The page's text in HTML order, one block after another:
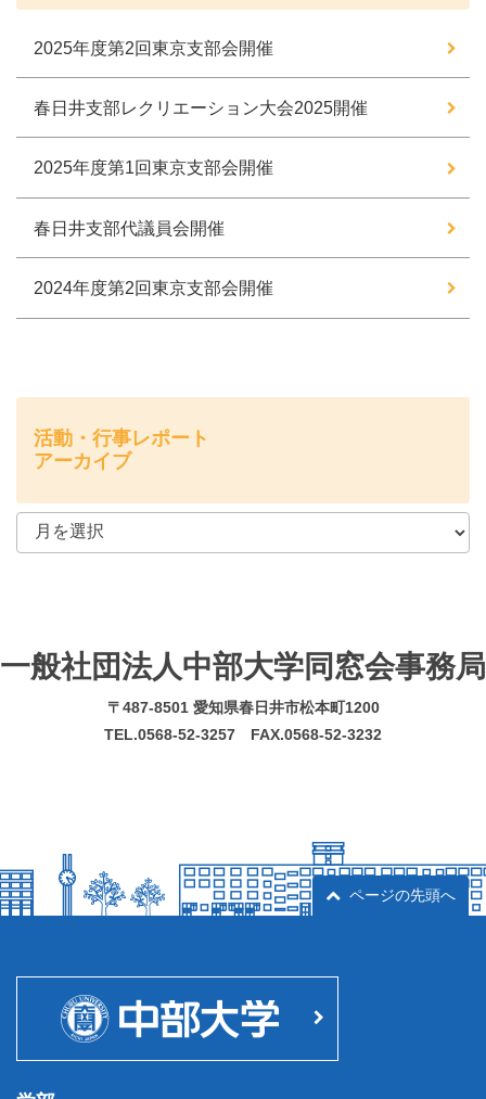
2025年度第2回東京支部会開催
春日井支部レクリエーション大会2025開催
2025年度第1回東京支部会開催
春日井支部代議員会開催
2024年度第2回東京支部会開催
活動・行事レポート
アーカイブ
一般社団法人中部大学同窓会事務局
〒487-8501 愛知県春日井市松本町1200
TEL.0568-52-3257 FAX.0568-52-3232
ページの先頭へ